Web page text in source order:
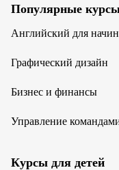
Популярные
Английский для
Графический дизайн
Бизнес и финансы
Управление
Курсы для детей